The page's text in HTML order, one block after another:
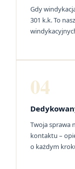
Gdy
301 k.k. To
04
Twoja sprawa
kontaktu –
o każdym